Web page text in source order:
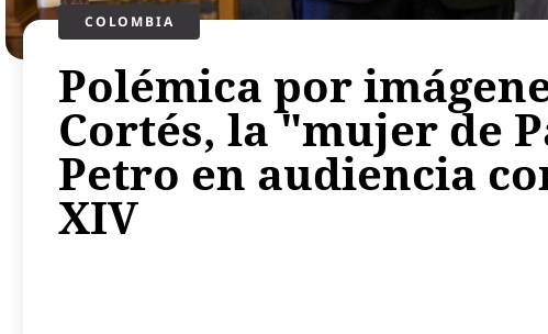
COLOMBIA
Polémica por
Cortés, la "mujer de
Petro en audiencia
XIV